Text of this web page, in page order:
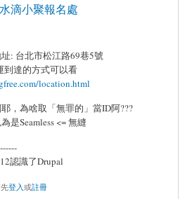
滴小聚報名處
: 台北市松江路69巷5號
到達的方式可以看
location.html
，為啥取「無罪的」當ID阿???
是Seamless <= 無縫
認識了Drupal
登入或註冊